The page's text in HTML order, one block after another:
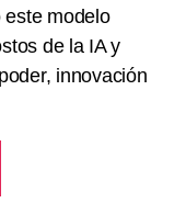
este modelo
de la IA y
innovación